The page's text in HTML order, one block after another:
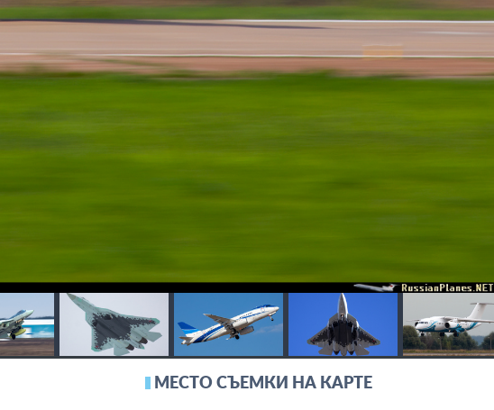
МЕСТО СЪЕМКИ НА КАРТЕ